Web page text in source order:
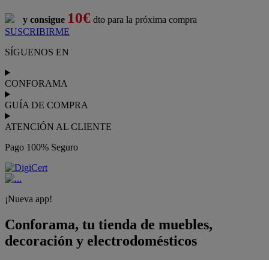
y consigue 10€ dto para la próxima compra
SUSCRIBIRME
SÍGUENOS EN
CONFORAMA
GUÍA DE COMPRA
ATENCIÓN AL CLIENTE
Pago 100% Seguro
¡Nueva app!
Conforama, tu tienda de muebles,
decoración y electrodomésticos